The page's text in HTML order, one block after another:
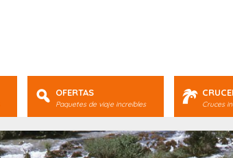
OFERTAS
Paquetes de viaje increíbles Cruces